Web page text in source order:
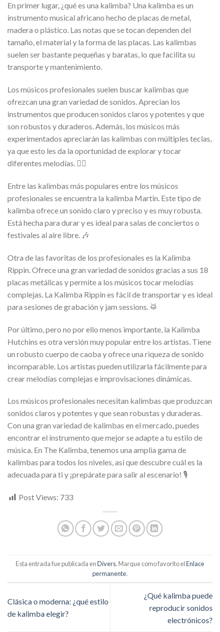
En primer lugar, ¿qué es una kalimba? Una kalimba es un
instrumento musical africano hecho de placas de metal,
madera o plástico. Las notas que se tocan dependen del
tamaño, el material y la forma de las placas. Las kalimbas
suelen ser bastante pequeñas y baratas, lo que facilita su
transporte y mantenimiento.
Los músicos profesionales suelen buscar kalimbas que
ofrezcan una gran variedad de sonidos. Aprecian los
instrumentos que producen sonidos claros y potentes y que
son robustos y duraderos. Además, los músicos más
experimentados apreciarán las kalimbas con múltiples teclas,
ya que esto les da la oportunidad de explorar y tocar
diferentes melodías. 🤹‍♂️
Entre las kalimbas más populares entre los músicos
profesionales se encuentra la kalimba Martin. Este tipo de
kalimba ofrece un sonido claro y preciso y es muy robusta.
Está hecha para durar y es ideal para salas de conciertos o
festivales al aire libre. 🎶
Otra de las favoritas de los profesionales es la Kalimba
Rippin. Ofrece una gran variedad de sonidos gracias a sus 18
placas metálicas y permite a los músicos tocar melodías
complejas. La Kalimba Rippin es fácil de transportar y es ideal
para sesiones de grabación y jam sessions. 🥁
Por último, pero no por ello menos importante, la Kalimba
Hutchins es otra versión muy popular entre los artistas. Tiene
un robusto cuerpo de caoba y ofrece una riqueza de sonido
incomparable. Los artistas pueden utilizarla fácilmente para
crear melodías complejas e improvisaciones dinámicas.
Los músicos profesionales necesitan kalimbas que produzcan
sonidos claros y potentes y que sean robustas y duraderas.
Con una gran variedad de kalimbas en el mercado, puedes
encontrar el instrumento que mejor se adapte a tu estilo de
música. En The Kalimba, tenemos una amplia gama de
kalimbas para todos los niveles, así que descubre cuál es la
adecuada para ti y ¡prepárate para salir al escenario! 🎙️
Post Views: 733
Esta entrada fue publicada enDivers. Marque como favorito elEnlace
permanente.
Clásica o moderna: ¿qué estilo
de kalimba elegir?
¿Qué kalimba puede
reproducir sonidos
electrónicos?